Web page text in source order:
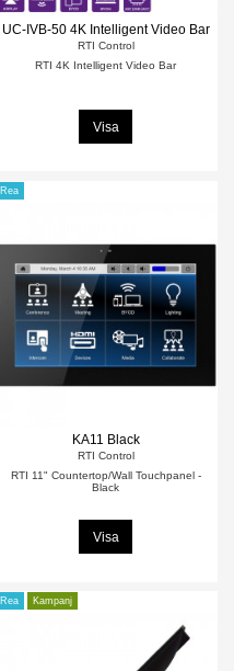
UC-IVB-50 4K Intelligent Video Bar
RTI Control
RTI 4K Intelligent Video Bar
Visa
Rea
KA11 Black
RTI Control
RTI 11" Countertop/Wall Touchpanel -
Black
Visa
Rea Kampanj